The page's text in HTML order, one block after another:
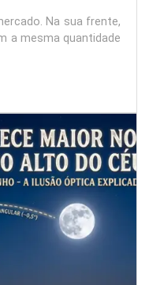
Na sua frente,
a mesma quantidade